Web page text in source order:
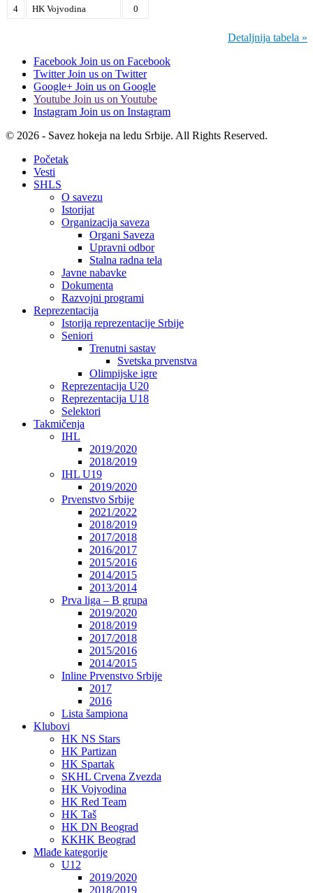
4
HK Vojvodina 0
Detaljnija tabela »
Facebook Join us on Facebook
Twitter Join us on Twitter
Google+ Join us on Google
Youtube Join us on Youtube
Instagram Join us on Instagram
© 2026 - Savez hokeja na ledu Srbije. All Rights Reserved.
Početak
Vesti
SHLS
O savezu
Istorijat
Organizacija saveza
Organi Saveza
Upravni odbor
Stalna radna tela
Javne nabavke
Dokumenta
Razvojni programi
Reprezentacija
Istorija reprezentacije Srbije
Seniori
Trenutni sastav
Svetska prvenstva
Olimpijske igre
Reprezentacija U20
Reprezentacija U18
Selektori
Takmičenja
IHL
2019/2020
2018/2019
IHL U19
2019/2020
Prvenstvo Srbije
2021/2022
2018/2019
2017/2018
2016/2017
2015/2016
2014/2015
2013/2014
Prva liga – B grupa
2019/2020
2018/2019
2017/2018
2015/2016
2014/2015
Inline Prvenstvo Srbije
2017
2016
Lista šampiona
Klubovi
HK NS Stars
HK Partizan
HK Spartak
SKHL Crvena Zvezda
HK Vojvodina
HK Red Team
HK Taš
HK DN Beograd
KKHK Beograd
Mlađe kategorije
U12
2019/2020
2018/2019